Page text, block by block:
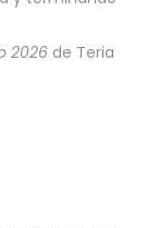
2026 de Teria